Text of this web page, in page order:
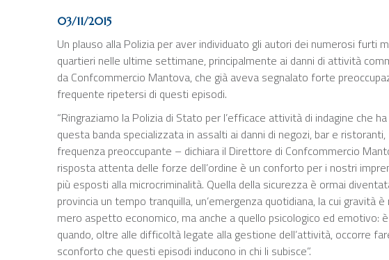
03/11/2015
Un plauso alla Polizia per aver individuato gli autori dei numerosi furti
quartieri nelle ultime settimane, principalmente ai danni di attività
da Confcommercio Mantova, che già aveva segnalato forte
frequente ripetersi di questi episodi.
“Ringraziamo la Polizia di Stato per l’efficace attività di indagine che
questa banda specializzata in assalti ai danni di negozi, bar e
frequenza preoccupante – dichiara il Direttore di Confcommercio
risposta attenta delle forze dell’ordine è un conforto per i nostri
più esposti alla microcriminalità. Quella della sicurezza è ormai
provincia un tempo tranquilla, un’emergenza quotidiana, la cui gravità
mero aspetto economico, ma anche a quello psicologico ed emotivo:
quando, oltre alle difficoltà legate alla gestione dell’attività, occorre
sconforto che questi episodi inducono in chi li subisce”.